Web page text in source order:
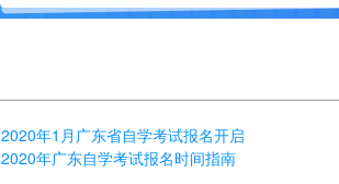
2020年1月广东省自学考试报名开启
2020年广东自学考试报名时间指南